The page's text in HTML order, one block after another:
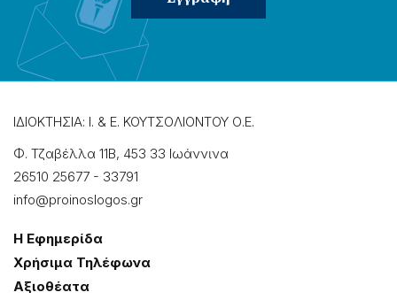
ΙΔΙΟΚΤΗΣΙΑ: Ι. & Ε. ΚΟΥΤΣΟΛΙΟΝΤΟΥ Ο.Ε.
Φ. Τζαβέλλα 11Β, 453 33 Ιωάννɩνα
26510 25677 - 33791
info@proinoslogos.gr
Η Εφημερίδα
Χρήσɩμα Τηλέφωνα
Αξɩοθέατα